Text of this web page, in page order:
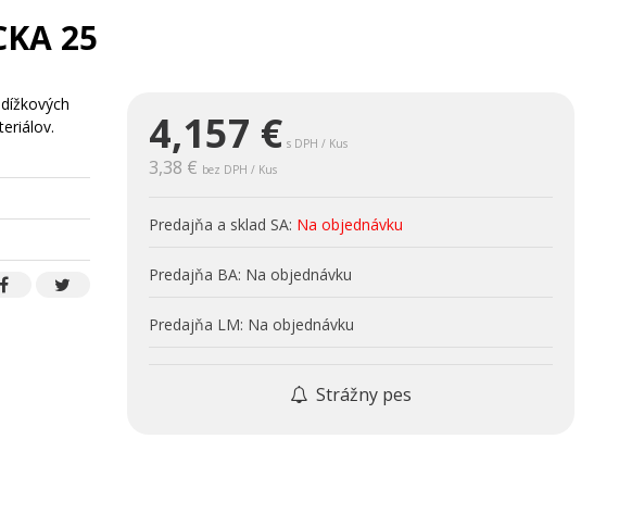
25
4,157 € s DPH / Kus
3,38 € bez DPH / Kus
Predajňa a sklad SA: Na objednávku
Predajňa BA: Na objednávku
Predajňa LM: Na objednávku
Strážny pes